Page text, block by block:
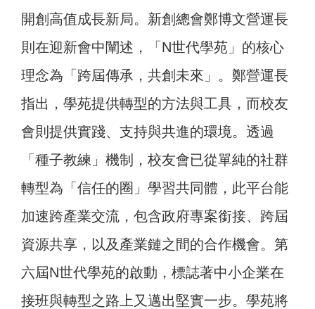
開創高值成長新局。新創總會鄭博文營運長
則在迎新會中闡述，「N世代學苑」的核心
理念為「跨屆傳承，共創未來」。鄭營運長
指出，學苑提供轉型的方法與工具，而校友
會則提供實踐、支持與共進的環境。透過
「種子教練」機制，校友會已從單純的社群
轉型為「信任的圈」學習共同體，此平台能
加速跨產業交流，包含政府專案銜接、跨屆
資源共享，以及產業鏈之間的合作機會。第
六屆N世代學苑的啟動，標誌著中小企業在
接班與轉型之路上又邁出堅實一步。學苑將